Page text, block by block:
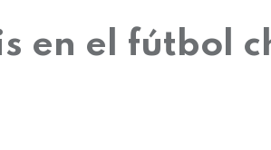
en el fútbol